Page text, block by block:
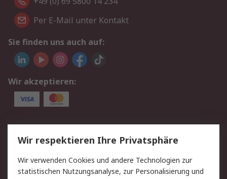
Per E-Mail unter Kontakt
Sie finden uns auch auf:
Wir akzeptieren:
Service
Value Added Services
Lieferlösungen
Rücksendungen
Kontakt
Hilfe
Privatkunden
Wir respektieren Ihre Privatsphäre
Wir verwenden Cookies und andere Technologien zur
statistischen Nutzungsanalyse, zur Personalisierung und